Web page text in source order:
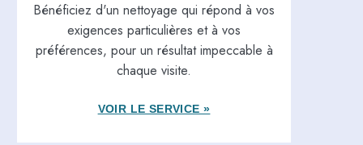
Bénéficiez d'un nettoyage qui répond à vos
exigences particulières et à vos
préférences, pour un résultat impeccable à
chaque visite.
VOIR LE SERVICE »